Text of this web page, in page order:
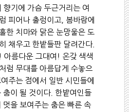
향기에 가슴 두근거리는 여
피어나 출렁이고, 봄바람에
한 치마와 맑은 눈망울은 도
채우고 한밭들판 달려간다.
름다운 그대여! 온갖 색색
럼 무대를 아름답게 수놓으
주는 점에서 일반 시민들에
춤이 될 것이다. 한밭여인들
멋을 보여주는 춤은 빠른 속